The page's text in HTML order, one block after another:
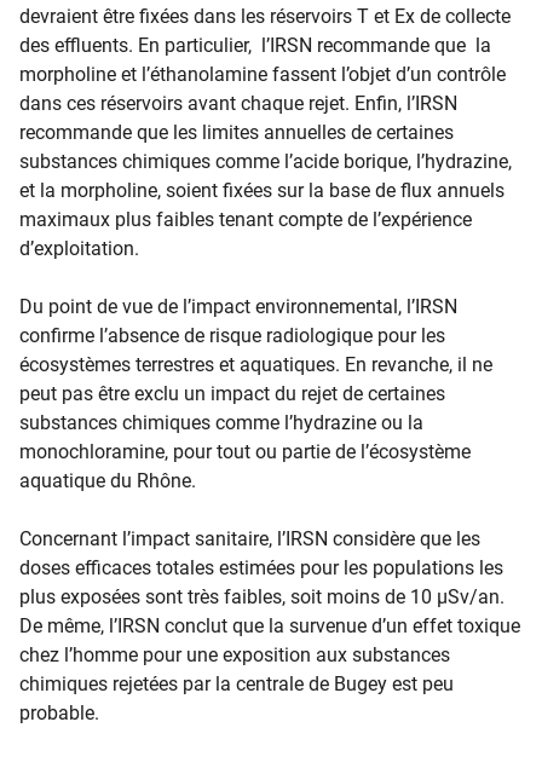
devraient être fixées dans les réservoirs T et Ex de collecte
des effluents. En particulier, l’IRSN recommande que la
morpholine et l’éthanolamine fassent l’objet d’un contrôle
dans ces réservoirs avant chaque rejet. Enfin, l’IRSN
recommande que les limites annuelles de certaines
substances chimiques comme l’acide borique, l’hydrazine,
et la morpholine, soient fixées sur la base de flux annuels
maximaux plus faibles tenant compte de l’expérience
d’exploitation.
Du point de vue de l’impact environnemental, l’IRSN
confirme l’absence de risque radiologique pour les
écosystèmes terrestres et aquatiques. En revanche, il ne
peut pas être exclu un impact du rejet de certaines
substances chimiques comme l’hydrazine ou la
monochloramine, pour tout ou partie de l’écosystème
aquatique du Rhône.
Concernant l’impact sanitaire, l’IRSN considère que les
doses efficaces totales estimées pour les populations les
plus exposées sont très faibles, soit moins de 10 µSv/an.
De même, l’IRSN conclut que la survenue d’un effet toxique
chez l’homme pour une exposition aux substances
chimiques rejetées par la centrale de Bugey est peu
probable.​